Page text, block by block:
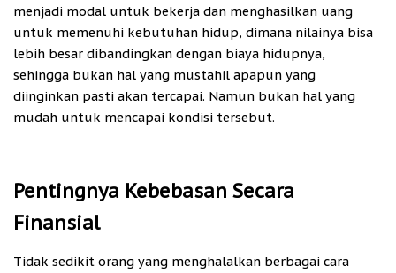
menjadi modal untuk bekerja dan menghasilkan uang
untuk memenuhi kebutuhan hidup, dimana nilainya bisa
lebih besar dibandingkan dengan biaya hidupnya,
sehingga bukan hal yang mustahil apapun yang
diinginkan pasti akan tercapai. Namun bukan hal yang
mudah untuk mencapai kondisi tersebut.
Pentingnya Kebebasan Secara
Finansial
Tidak sedikit orang yang menghalalkan berbagai cara